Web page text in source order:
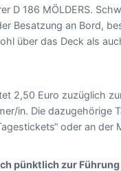
D 186 MÖLDERS.
Besatzung an Bord,
über das Deck als
2,50 Euro zuzüglich
in. Die dazugehörige
oder an der
pünktlich zur